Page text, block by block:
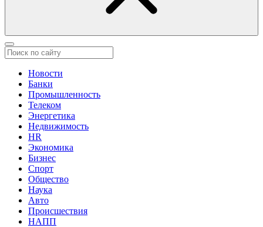
Новости
Банки
Промышленность
Телеком
Энергетика
Недвижимость
HR
Экономика
Бизнес
Спорт
Общество
Наука
Авто
Происшествия
НАПП